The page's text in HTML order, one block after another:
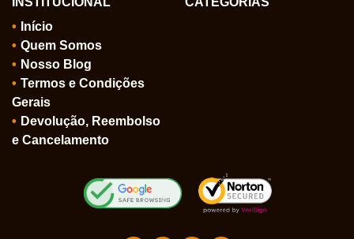
Início
Quem Somos
Nosso Blog
Termos e Condições
Gerais
Devolução, Reembolso
e Cancelamento